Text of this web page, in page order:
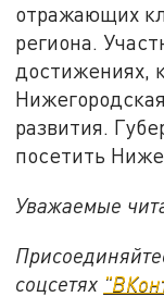
отражающих
региона.
достижениях,
развития.
посетить
Уважаемые
соцсетях